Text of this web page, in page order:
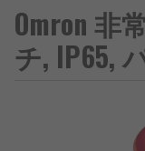
Omron 非
チ, IP65,